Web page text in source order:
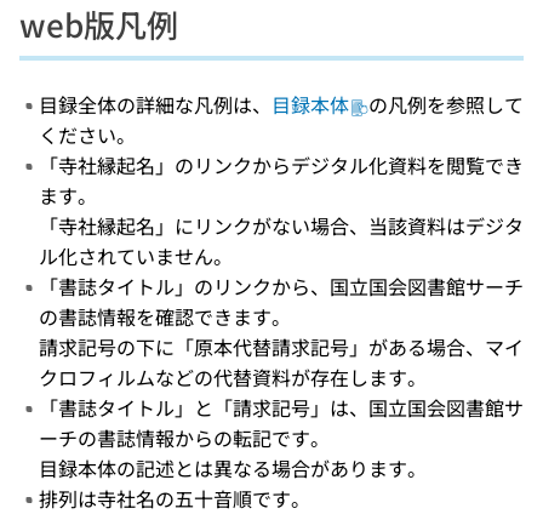
web版凡例
目録全体の詳細な凡例は、 目録本体
の凡例を参照して
ください。
「寺社縁起名」のリンクからデジタル化資料を閲覧でき
ます。
「寺社縁起名」にリンクがない場合、当該資料はデジタ
ル化されていません。
「書誌タイトル」のリンクから、国立国会図書館サーチ
の書誌情報を確認できます。
請求記号の下に「原本代替請求記号」がある場合、マイ
クロフィルムなどの代替資料が存在します。
「書誌タイトル」と「請求記号」は、国立国会図書館サ
ーチの書誌情報からの転記です。
目録本体の記述とは異なる場合があります。
排列は寺社名の五十音順です。